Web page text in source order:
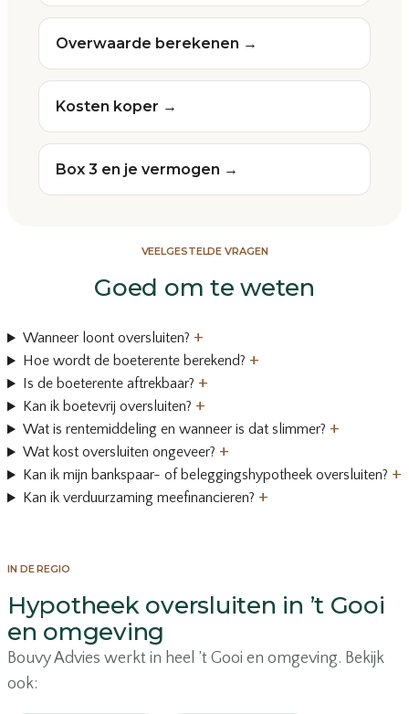
Overwaarde berekenen →
Kosten koper →
Box 3 en je vermogen →
VEELGESTELDE VRAGEN
Goed om te weten
Wanneer loont oversluiten? +
Hoe wordt de boeterente berekend? +
Is de boeterente aftrekbaar? +
Kan ik boetevrij oversluiten? +
Wat is rentemiddeling en wanneer is dat slimmer? +
Wat kost oversluiten ongeveer? +
Kan ik mijn bankspaar- of beleggingshypotheek oversluiten? +
Kan ik verduurzaming meefinancieren? +
IN DE REGIO
Hypotheek oversluiten in ’t Gooi
en omgeving
Bouvy Advies werkt in heel ’t Gooi en omgeving. Bekijk
ook: